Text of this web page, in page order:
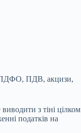
ПДФО, ПДВ, акцизи,
з тіні цілком
податків на